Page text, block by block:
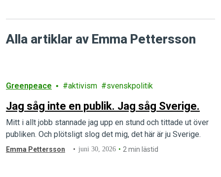
Alla artiklar av Emma Pettersson
Greenpeace aktivism svenskpolitik
Jag såg inte en publik. Jag såg Sverige.
Mitt i allt jobb stannade jag upp en stund och tittade ut över
publiken. Och plötsligt slog det mig, det här är ju Sverige.
Emma Pettersson juni 30, 2026 2 min lästid